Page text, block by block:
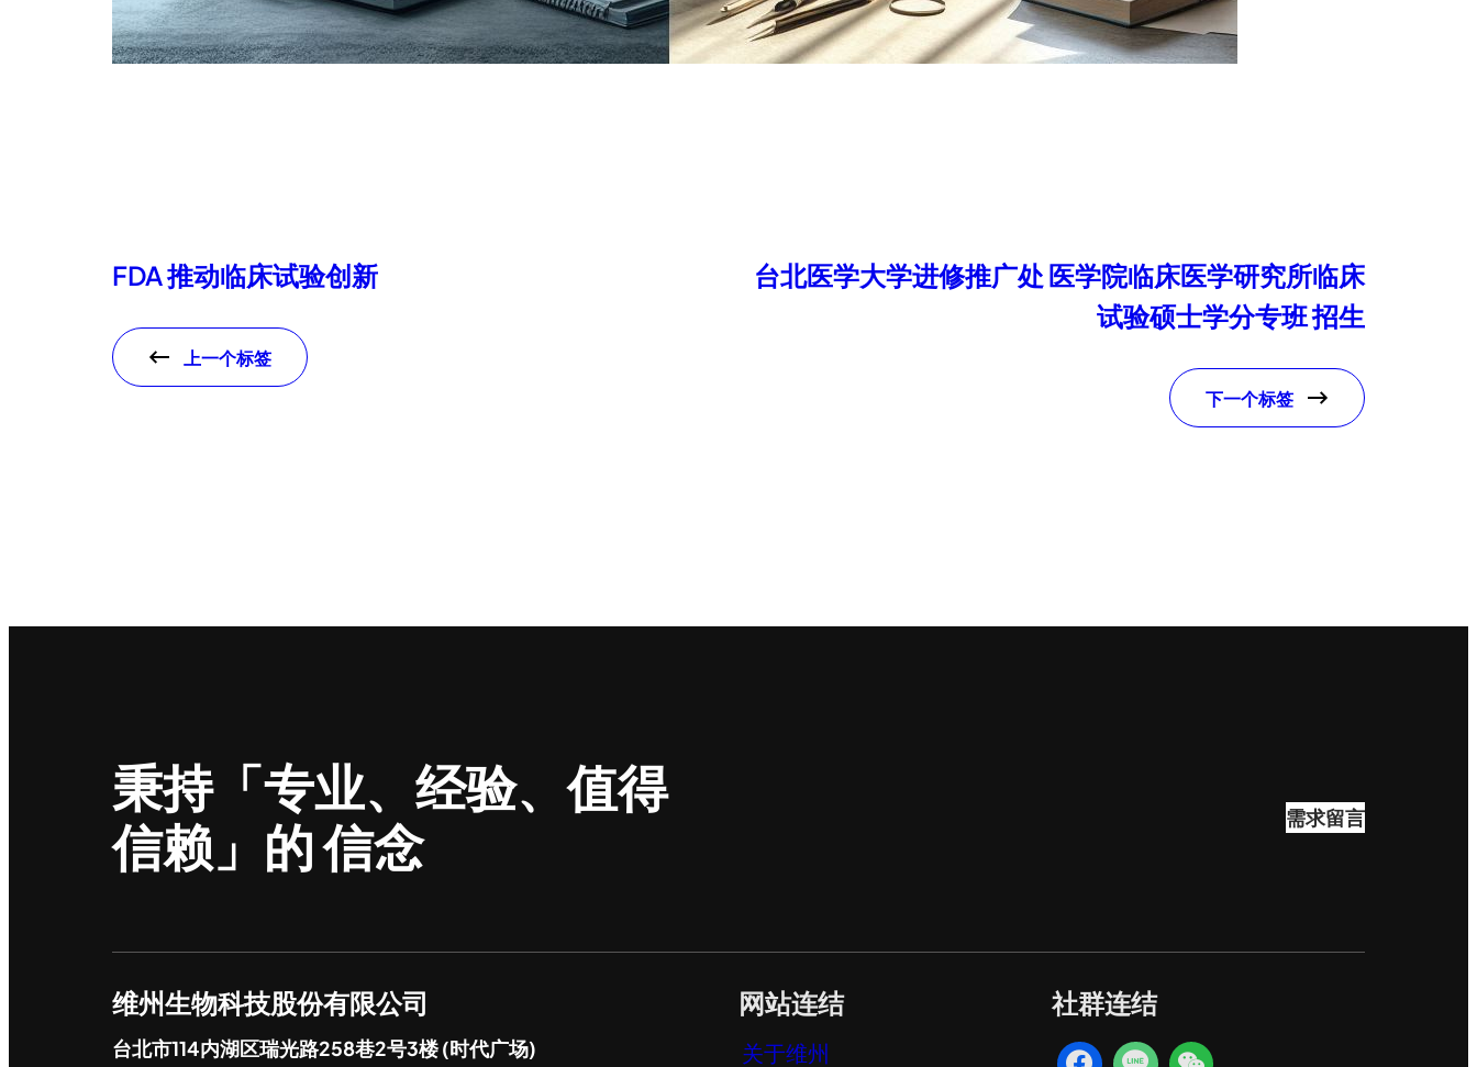
FDA 推动临床试验创新
上一个标签
台北医学大学进修推广处 医学院临床医学研究所临床
试验硕士学分专班 招生
下一个标签
秉持「专业、经验、值得
信赖」的 信念
需求留言
维州生物科技股份有限公司
台北市114内湖区瑞光路258巷2号3楼 (时代广场)
网站连结
关于维州
社群连结